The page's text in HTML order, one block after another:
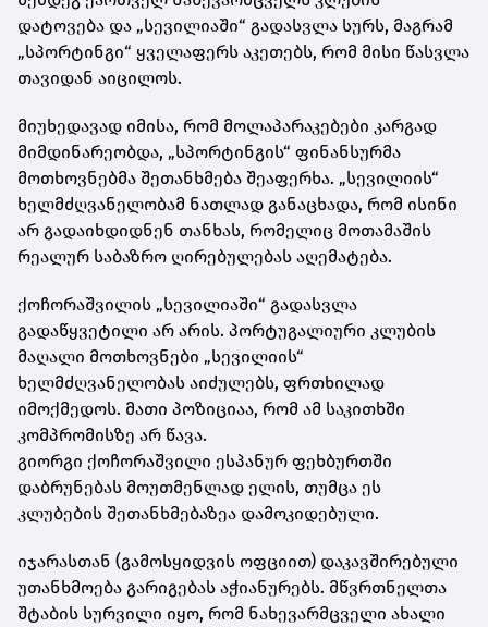
დატოვება და „სევილიაში“ გადასვლა სურს, მაგრამ
„სპორტინგი“ ყველაფერს აკეთებს, რომ მისი წასვლა
თავიდან აიცილოს.
მიუხედავად იმისა, რომ მოლაპარაკებები კარგად
მიმდინარეობდა, „სპორტინგის“ ფინანსურმა
მოთხოვნებმა შეთანხმება შეაფერხა. „სევილიის“
ხელმძღვანელობამ ნათლად განაცხადა, რომ ისინი
არ გადაიხდიდნენ თანხას, რომელიც მოთამაშის
რეალურ საბაზრო ღირებულებას აღემატება.
ქოჩორაშვილის „სევილიაში“ გადასვლა
გადაწყვეტილი არ არის. პორტუგალიური კლუბის
მაღალი მოთხოვნები „სევილიის“
ხელმძღვანელობას აიძულებს, ფრთხილად
იმოქმედოს. მათი პოზიციაა, რომ ამ საკითხში
კომპრომისზე არ წავა.
გიორგი ქოჩორაშვილი ესპანურ ფეხბურთში
დაბრუნებას მოუთმენლად ელის, თუმცა ეს
კლუბების შეთანხმებაზეა დამოკიდებული.
იჯარასთან (გამოსყიდვის ოფციით) დაკავშირებული
უთანხმოება გარიგებას აჭიანურებს. მწვრთნელთა
შტაბის სურვილი იყო, რომ ნახევარმცველი ახალი